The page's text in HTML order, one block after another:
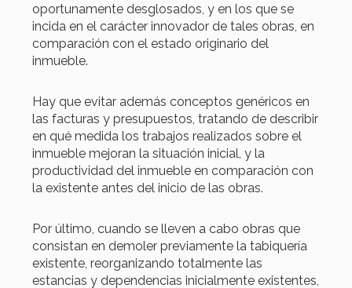
oportunamente desglosados, y en los que se
incida en el carácter innovador de tales obras, en
comparación con el estado originario del
inmueble.
Hay que evitar además conceptos genéricos en
las facturas y presupuestos, tratando de describir
en qué medida los trabajos realizados sobre el
inmueble mejoran la situación inicial, y la
productividad del inmueble en comparación con
la existente antes del inicio de las obras.
Por último, cuando se lleven a cabo obras que
consistan en demoler previamente la tabiquería
existente, reorganizando totalmente las
estancias y dependencias inicialmente existentes,